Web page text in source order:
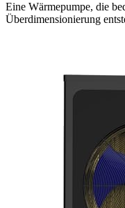
Eine Wärmepumpe, die
Überdimensionierung